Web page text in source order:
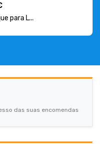
para L...
das suas encomendas